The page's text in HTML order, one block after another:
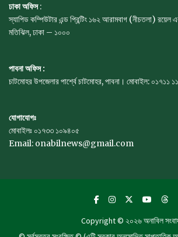
ঢাকা অফিস:
স্যাপিড কম্পিউটার এন্ড প্রিন্টিং ১৬২ আরামবাগ (নীচতলা) রয়েল
মতিঝিল, ঢাকা – ১০০০
পাবনা অফিস :
চাটমোহর উপজেলার পার্শ্বে চাটমোহর, পাবনা। মোবাইল: ০১৭১১
যোগাযোগঃ
মোবাইলঃ ০১৭৩৩ ১০৯৪০৫
Email: onabilnews@gmail.com
Copyright © ২০২৬অনাবিল